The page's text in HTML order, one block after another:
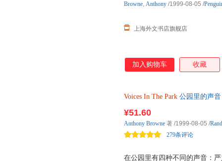
上海外文书店旗舰店
Browne, Anthony /1999-08-05 /
加入购物车 收藏
Voices In The Park 公园里的声
在公园里有四种不同的声音：
¥51.60
279条评论
Anthony Browne 著 /1999-08-05 /